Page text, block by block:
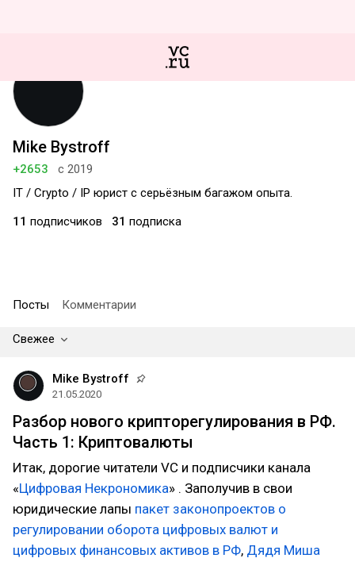
Mike Bystroff
+2653
с 2019
IT / Crypto / IP юрист с серьёзным багажом опыта.
11 подписчиков 31 подписка
Посты Комментарии
Свежее
Mike Bystroff
21.05.2020
Разбор нового крипторегулирования в РФ.
Часть 1: Криптовалюты
Итак, дорогие читатели VC и подписчики канала
«Цифровая Некрономика» . Заполучив в свои
юридические лапы пакет законопроектов о
регулировании оборота цифровых валют и
цифровых финансовых активов в РФ, Дядя Миша